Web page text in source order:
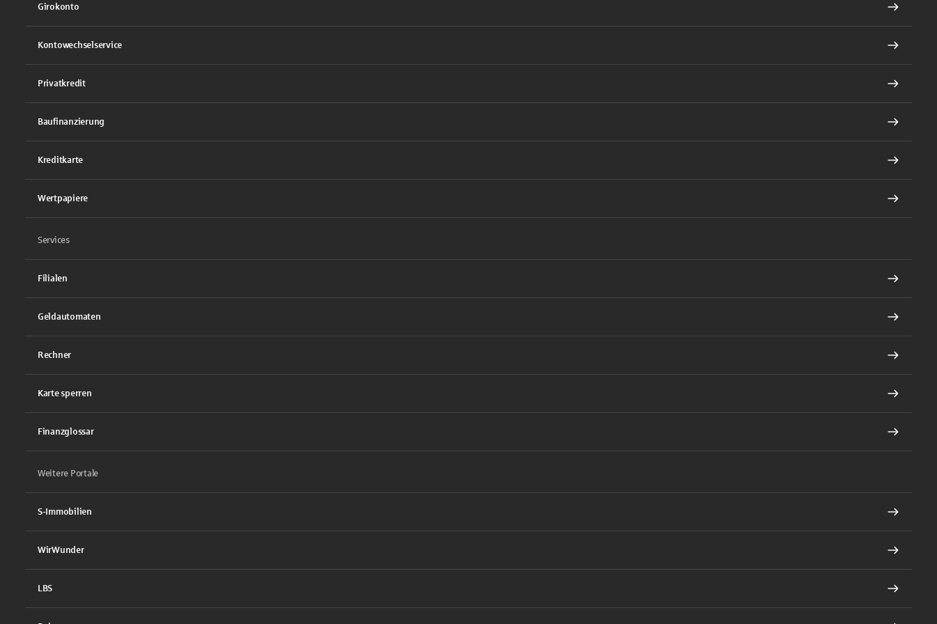
Girokonto
Kontowechselservice
Privatkredit
Baufinanzierung
Kreditkarte
Wertpapiere
Services
Filialen
Geldautomaten
Rechner
Karte sperren
Finanzglossar
Weitere Portale
S-Immobilien
WirWunder
LBS